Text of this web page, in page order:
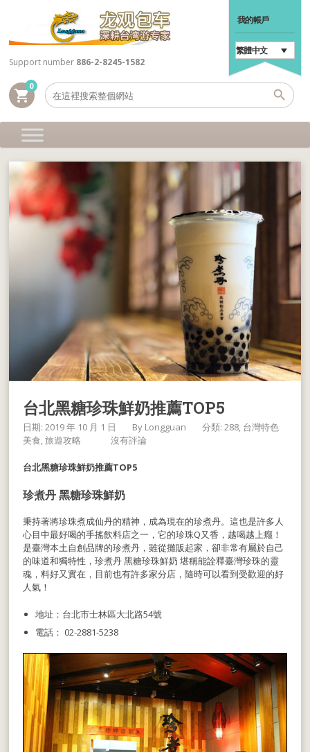
我的帳戶
繁體中文
shopping_cart
0
Support number 886-2-8245-1582
台北黑糖珍珠鮮奶推薦TOP5
日期: 2019 年 10 月 1 日 By Longguan 分類: 288 台灣特色
美食 旅遊攻略 沒有評論
台北黑糖珍珠鮮奶推薦TOP5
珍煮丹 黑糖珍珠鮮奶
秉持著將珍珠煮成仙丹的精神，成為現在的珍煮丹。這也是許多人
心目中最好喝的手搖飲料店之一，它的珍珠Q又香，越喝越上癮！
是臺灣本土自創品牌的珍煮丹，雖從攤販起家，卻非常有屬於自己
的味道和獨特性，珍煮丹 黑糖珍珠鮮奶 堪稱能詮釋臺灣珍珠的靈
魂，料好又實在，目前也有許多家分店，隨時可以看到受歡迎的好
人氣！
地址：台北市士林區大北路54號
電話： 02-2881-5238